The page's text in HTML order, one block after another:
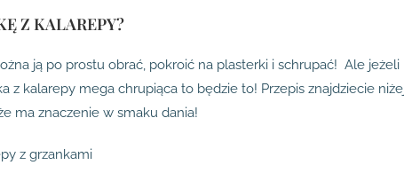
Z KALAREPY?
ją po prostu obrać, pokroić na plasterki i schrupać! Ale
z kalarepy mega chrupiąca to będzie to! Przepis znajdziecie
ma znaczenie w smaku dania!